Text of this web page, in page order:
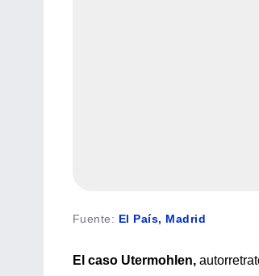
Fuente: El País, Madrid
El caso Utermohlen,